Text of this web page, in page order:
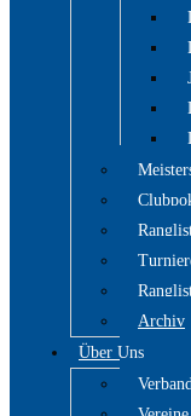
Archiv
Über Uns